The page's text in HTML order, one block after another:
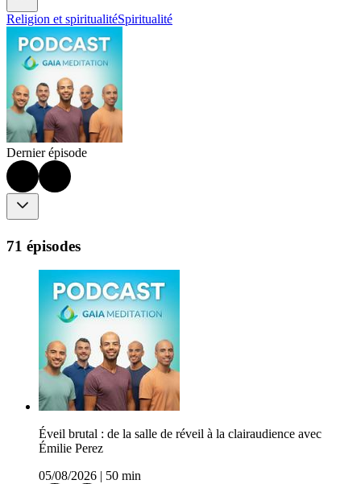
Religion et spiritualitéSpiritualité
Dernier épisode
71 épisodes
Éveil brutal : de la salle de réveil à la clairaudience avec
Émilie Perez
05/08/2026
50 min